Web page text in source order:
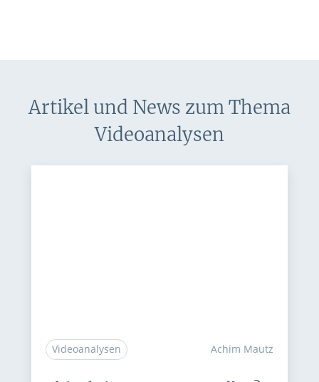
Artikel und News zum Thema
Videoanalysen
Videoanalysen Achim Mautz